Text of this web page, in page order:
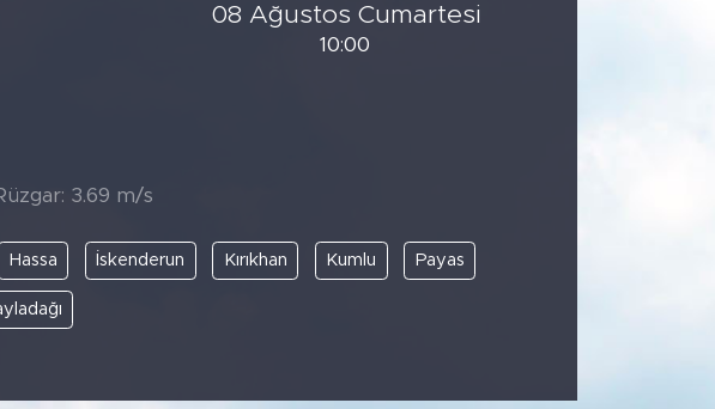
08 Ağustos Cumartesi
10:00
3.69 m/s
Hassa İskenderun Kırıkhan Kumlu Payas